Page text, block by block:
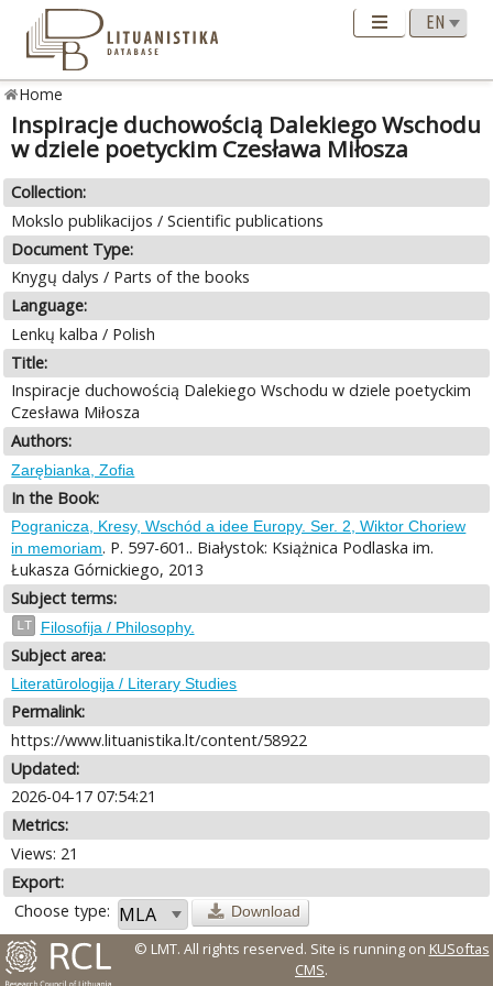
Home
Inspiracje duchowością Dalekiego Wschodu
w dziele poetyckim Czesława Miłosza
Collection:
Mokslo publikacijos / Scientific publications
Document Type:
Knygų dalys / Parts of the books
Language:
Lenkų kalba / Polish
Title:
Inspiracje duchowością Dalekiego Wschodu w dziele poetyckim
Czesława Miłosza
Authors:
Zarębianka, Zofia
In the Book:
Pogranicza, Kresy, Wschód a idee Europy. Ser. 2, Wiktor Choriew
in memoriam. P. 597-601.. Białystok: Książnica Podlaska im.
Łukasza Górnickiego, 2013
Subject terms:
LT Filosofija / Philosophy.
Subject area:
Literatūrologija / Literary Studies
Permalink:
https://www.lituanistika.lt/content/58922
Updated:
2026-04-17 07:54:21
Metrics:
Views: 21
Export:
Choose type:
Download
© LMT. All rights reserved. Site is running on KUSoftas
CMS.